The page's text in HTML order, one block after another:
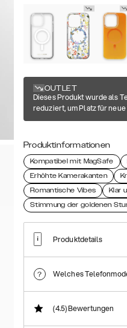
OUTLET
Dieses Produkt wurde als
reduziert, um Platz für
Produktinformationen
Kompatibel mit MagSafe
Erhöhte Kamerakanten
Romantische Vibes
Klar
Stimmung der goldenen
Produktdetails
Welches
(4.5)Bewertungen